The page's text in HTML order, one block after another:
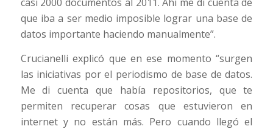
que iba a ser medio imposible lograr una base de
datos importante haciendo manualmente”.
Crucianelli explicó que en ese momento “surgen
las iniciativas por el periodismo de base de datos.
Me di cuenta que había repositorios, que te
permiten recuperar cosas que estuvieron en
internet y no están más. Pero cuando llegó el